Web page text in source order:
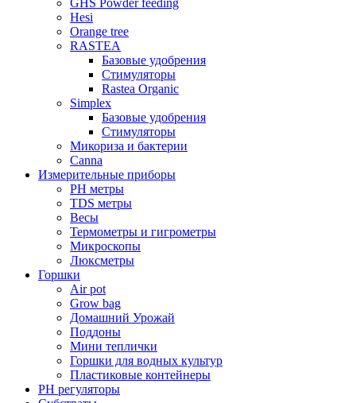
GHS Powder feeding
Hesi
Orange tree
RASTEA
Базовые удобрения
Стимуляторы
Rastea Organic
Simplex
Базовые удобрения
Стимуляторы
Микориза и бактерии
Canna
Измерительные приборы
PH метры
TDS метры
Весы
Термометры и гигрометры
Микроскопы
Люксметры
Горшки
Air pot
Grow bag
Домашний Урожай
Поддоны
Мини теплички
Горшки для водных культур
Пластиковые контейнеры
PH регуляторы